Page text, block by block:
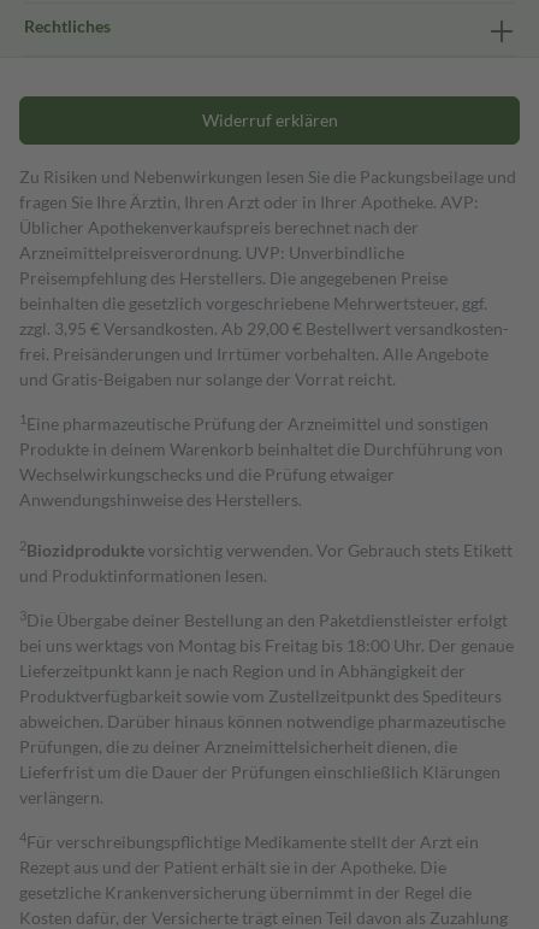
Rechtliches
Widerruf erklären
Zu Risiken und Nebenwirkungen lesen Sie die Packungsbeilage und
fragen Sie Ihre Ärztin, Ihren Arzt oder in Ihrer Apotheke. AVP:
Üblicher Apothekenverkaufspreis berechnet nach der
Arzneimittelpreisverordnung. UVP: Unverbindliche
Preisempfehlung des Herstellers. Die angegebenen Preise
beinhalten die gesetzlich vorgeschriebene Mehrwertsteuer, ggf.
zzgl. 3,95 € Versandkosten. Ab 29,00 € Bestell­wert versand­kosten­
frei. Preisänderungen und Irrtümer vorbehalten. Alle Angebote
und Gratis-Beigaben nur solange der Vorrat reicht.
1 Eine pharmazeutische Prüfung der Arzneimittel und sonstigen
Produkte in deinem Warenkorb beinhaltet die Durchführung von
Wechselwirkungschecks und die Prüfung etwaiger
Anwendungshinweise des Herstellers.
2Biozidproduktevorsichtig verwenden. Vor Gebrauch stets Etikett
und Produktinformationen lesen.
3Die Übergabe deiner Bestellung an den Paketdienstleister erfolgt
bei uns werktags von Montag bis Freitag bis 18:00 Uhr. Der genaue
Lieferzeitpunkt kann je nach Region und in Abhängigkeit der
Produktverfügbarkeit sowie vom Zustellzeitpunkt des Spediteurs
abweichen. Darüber hinaus können notwendige pharmazeutische
Prüfungen, die zu deiner Arzneimittelsicherheit dienen, die
Lieferfrist um die Dauer der Prüfungen einschließlich Klärungen
verlängern.
4Für verschreibungspflichtige Medikamente stellt der Arzt ein
Rezept aus und der Patient erhält sie in der Apotheke. Die
gesetzliche Krankenversicherung übernimmt in der Regel die
Kosten dafür, der Versicherte trägt einen Teil davon als Zuzahlung